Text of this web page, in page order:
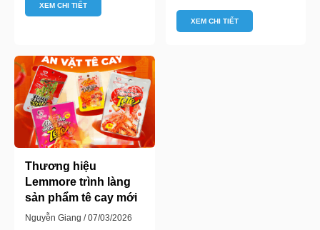
XEM CHI TIẾT
XEM CHI TIẾT
Thương hiệu
Lemmore trình làng
sản phẩm tê cay mới
Nguyễn Giang 07/03/2026